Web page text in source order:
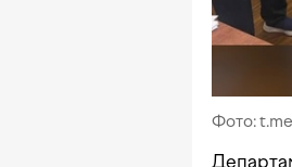
Фото: